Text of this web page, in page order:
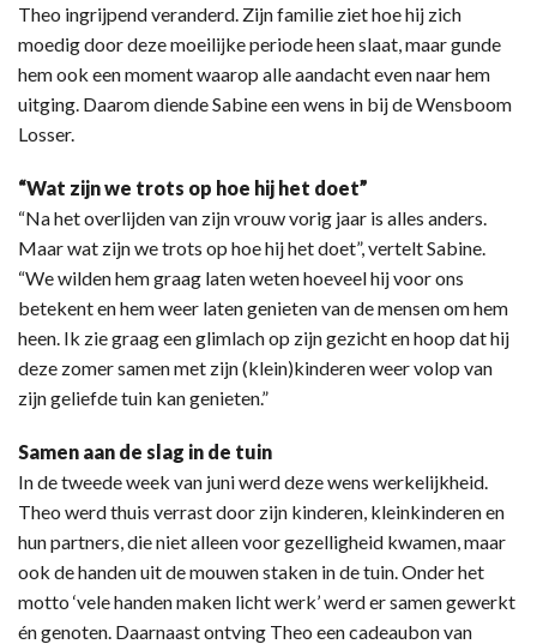
Theo ingrijpend veranderd. Zijn familie ziet hoe hij zich
moedig door deze moeilijke periode heen slaat, maar gunde
hem ook een moment waarop alle aandacht even naar hem
uitging. Daarom diende Sabine een wens in bij de Wensboom
Losser.
“Wat zijn we trots op hoe hij het doet”
“Na het overlijden van zijn vrouw vorig jaar is alles anders.
Maar wat zijn we trots op hoe hij het doet”, vertelt Sabine.
“We wilden hem graag laten weten hoeveel hij voor ons
betekent en hem weer laten genieten van de mensen om hem
heen. Ik zie graag een glimlach op zijn gezicht en hoop dat hij
deze zomer samen met zijn (klein)kinderen weer volop van
zijn geliefde tuin kan genieten.”
Samen aan de slag in de tuin
In de tweede week van juni werd deze wens werkelijkheid.
Theo werd thuis verrast door zijn kinderen, kleinkinderen en
hun partners, die niet alleen voor gezelligheid kwamen, maar
ook de handen uit de mouwen staken in de tuin. Onder het
motto ‘vele handen maken licht werk’ werd er samen gewerkt
én genoten. Daarnaast ontving Theo een cadeaubon van